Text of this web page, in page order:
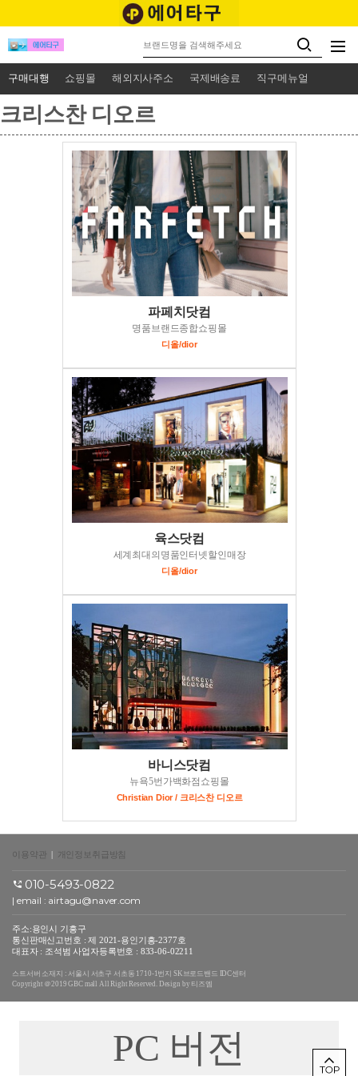
구매대행 쇼핑몰 해외지사주소 국제배송료 직구메뉴얼
크리스찬 디오르
파페치닷컴
명품브랜드종합쇼핑몰
디올/dior
육스닷컴
세계최대의명품인터넷할인매장
디올/dior
바니스닷컴
뉴욕5번가백화점쇼핑몰
Christian Dior / 크리스찬 디오르
이용약관 | 개인정보취급방침
010-5493-0822
| email : airtagu@naver.com
주소:용인시 기흥구
통신판매신고번호 : 제 2021-용인기흥-2377호
대표자 : 조석범 사업자등록번호 : 833-06-02211
스트서버 소재지 : 서울시 서초구 서초동 1710-1번지 SK브로드밴드 IDC센터
Copyright ＠2019 GBC mall All Right Reserved. Design by 티즈엠
PC 버전